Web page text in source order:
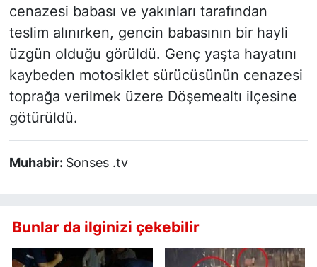
cenazesi babası ve yakınları tarafından
teslim alınırken, gencin babasının bir hayli
üzgün olduğu görüldü. Genç yaşta hayatını
kaybeden motosiklet sürücüsünün cenazesi
toprağa verilmek üzere Döşemealtı ilçesine
götürüldü.
Muhabir: Sonses .tv
Bunlar da ilginizi çekebilir